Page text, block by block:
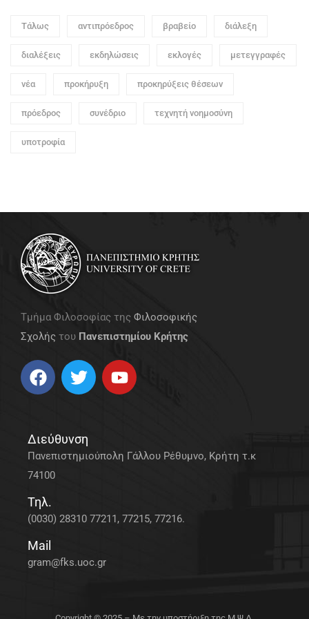
Τάλως αντιπρόεδρος βραβείο διάλεξη
διαλέξεις εκδηλώσεις εκλογές μετεγγραφές
νέα προκήρυξη προκηρύξεις θέσεων
πρόεδρος συνέδριο τεχνητή νοημοσύνη
υποτροφία
Τμήμα Φιλοσοφίας της Φιλοσοφικής
Σχολής του Πανεπιστημίου Κρήτης
Διεύθυνση
Πανεπιστημιούπολη Γάλλου Ρέθυμνο, Κρήτη τ.κ
74100
Τηλ.
(0030) 28310 77211, 77215, 77216.
Mail
gram@fks.uoc.gr